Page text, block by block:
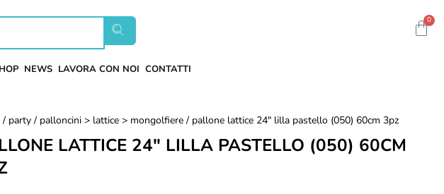
0
NEWS LAVORA CON NOI CONTATTI
/ party / palloncini > lattice > mongolfiere / pallone lattice 24" lilla pastello (050) 60cm 3pz
LATTICE 24" LILLA PASTELLO (050) 60CM